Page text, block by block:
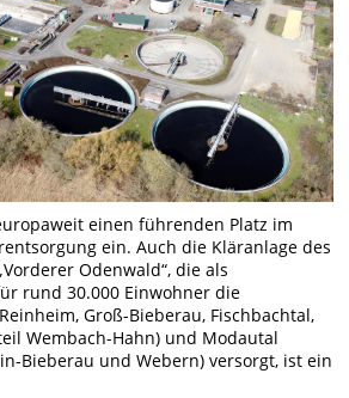
einen führenden Platz im
ein. Auch die Kläranlage des
Odenwald“, die als
rund 30.000 Einwohner die
Groß-Bieberau, Fischbachtal,
Wembach-Hahn) und Modautal
Bieberau und Webern) versorgt, ist ein